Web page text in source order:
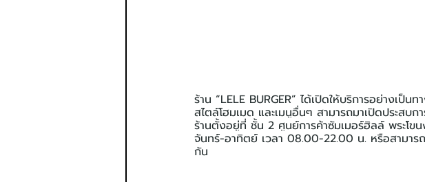
ร้าน “LELE BURGER” ได้เปิดให้บริการอย่างเ
สไตล์โฮมเมด และเมนูอื่นๆ สามารถมาเปิดประส
ร้านตั้งอยู่ที่ ชั้น 2 ศูนย์การค้าซัมเมอร์ฮิลล์ พระโ
จันทร์-อาทิตย์ เวลา 08.00-22.00 น. หรือสามารถ
กัน